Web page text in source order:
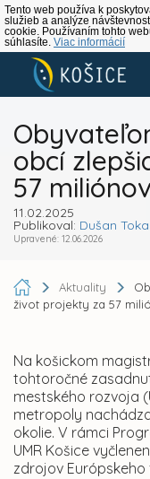
Tento web používa k
služieb a analýze
cookie. Používaním tohto
súhlasíte. Viac informácií
obcí
57
11.02.2025
Publikoval: Dušan
Upravené: 12.06.2026
Aktuality
život projekty za 57
Na košickom
tohtoročné
mestského rozvoja
metropoly
okolie. V rámci
UMR Košice
zdrojov Európskeho